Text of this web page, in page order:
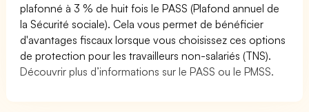
plafonné à 3 % de huit fois le PASS (Plafond annuel de
la Sécurité sociale). Cela vous permet de bénéficier
d'avantages fiscaux lorsque vous choisissez ces options
de protection pour les travailleurs non-salariés (TNS).
Découvrir plus d’informations sur le PASS ou le PMSS.